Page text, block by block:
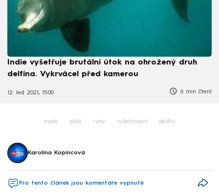
Indie vyšetřuje brutální útok na ohrožený druh
delfína. Vykrvácel před kamerou
12. led 2021, 15:00 6 min čtení
moře pláž ryby vyšetřování delfíni
Karolína Kopíncová
Pro tento článek jsou komentáře vypnuté